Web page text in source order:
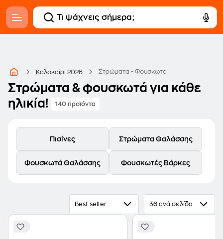
Καλοκαίρι 2026 Στρώματα - Φουσκωτά
Στρώματα & φουσκωτά για κάθε
ηλικία!
140 προϊόντα
Πισίνες Στρώματα Θαλάσσης
Φουσκωτά Θαλάσσης Φουσκωτές Βάρκες
Best seller 36 ανά σελίδα